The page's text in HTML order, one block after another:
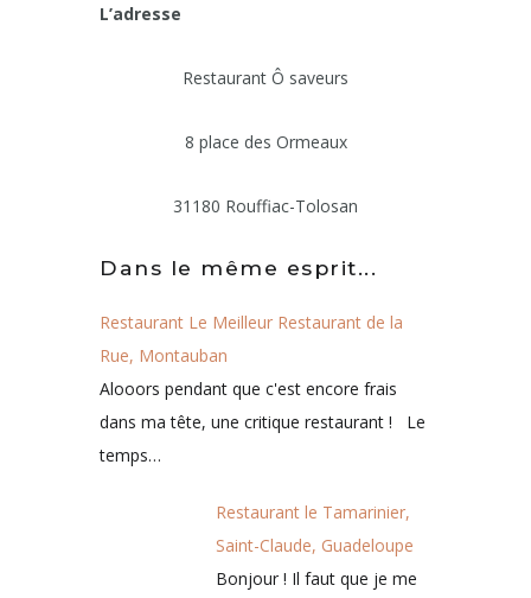
L’adresse
Restaurant Ô saveurs
8 place des Ormeaux
31180 Rouffiac-Tolosan
Dans le même esprit...
Restaurant Le Meilleur Restaurant de la
Rue, Montauban
Alooors pendant que c'est encore frais
dans ma tête, une critique restaurant ! Le
temps…
Restaurant le Tamarinier,
Saint-Claude, Guadeloupe
Bonjour ! Il faut que je me